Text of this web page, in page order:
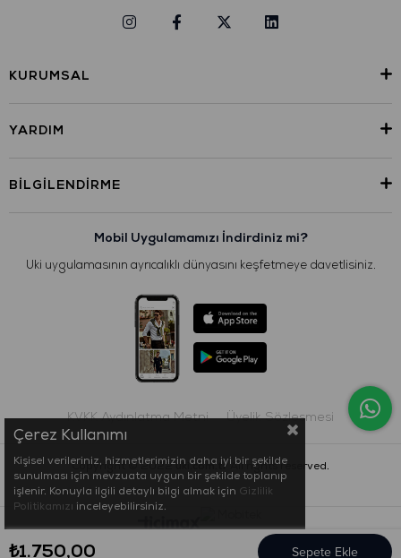
KURUMSAL
YARDIM
BILGILENDIRME
Mobil Uygulamamızı İndirdiniz mi?
Uki uygulamasının ayrıcalıklı dünyasını keşfetmeye davetlisiniz.
KVKK Aydınlatma Metni Üyelik Sözleşmesi
Copyright © 2022uki.com.tr All rights reserved.
Çerez Kullanımı
Kişisel verileriniz, hizmetlerimizin daha iyi bir şekilde
sunulması için mevzuata uygun bir şekilde toplanıp
işlenir. Konuyla ilgili detaylı bilgi almak için Gizlilik
Politikamızı inceleyebilirsiniz.
₺1.750,00